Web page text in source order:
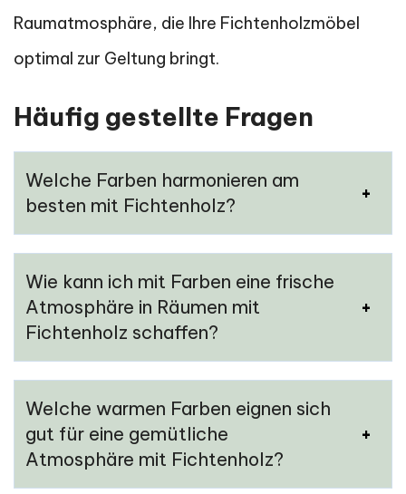
Raumatmosphäre, die Ihre Fichtenholzmöbel
optimal zur Geltung bringt.
Häufig gestellte Fragen
Welche Farben harmonieren am
besten mit Fichtenholz?
Wie kann ich mit Farben eine frische
Atmosphäre in Räumen mit
Fichtenholz schaffen?
Welche warmen Farben eignen sich
gut für eine gemütliche
Atmosphäre mit Fichtenholz?